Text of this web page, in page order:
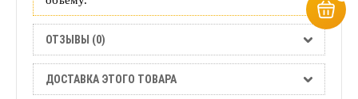
ОТЗЫВЫ (0)
ДОСТАВКА ЭТОГО ТОВАРА